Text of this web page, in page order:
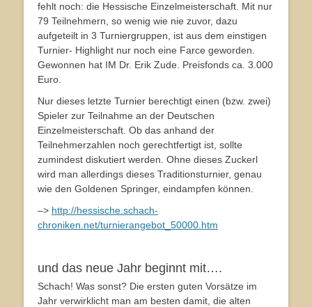
fehlt noch: die Hessische Einzelmeisterschaft. Mit nur
79 Teilnehmern, so wenig wie nie zuvor, dazu
aufgeteilt in 3 Turniergruppen, ist aus dem einstigen
Turnier- Highlight nur noch eine Farce geworden.
Gewonnen hat IM Dr. Erik Zude. Preisfonds ca. 3.000
Euro.
Nur dieses letzte Turnier berechtigt einen (bzw. zwei)
Spieler zur Teilnahme an der Deutschen
Einzelmeisterschaft. Ob das anhand der
Teilnehmerzahlen noch gerechtfertigt ist, sollte
zumindest diskutiert werden. Ohne dieses Zuckerl
wird man allerdings dieses Traditionsturnier, genau
wie den Goldenen Springer, eindampfen können.
–> http://hessische.schach-
chroniken.net/turnierangebot_50000.htm
und das neue Jahr beginnt mit….
Schach! Was sonst? Die ersten guten Vorsätze im
Jahr verwirklicht man am besten damit, die alten